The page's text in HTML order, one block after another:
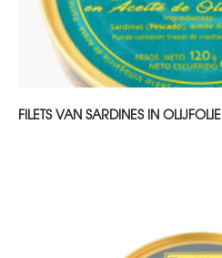
TOEVOEGEN AAN WINKELWAGEN
FILETS VAN SARDINES IN OLIJFOLIE